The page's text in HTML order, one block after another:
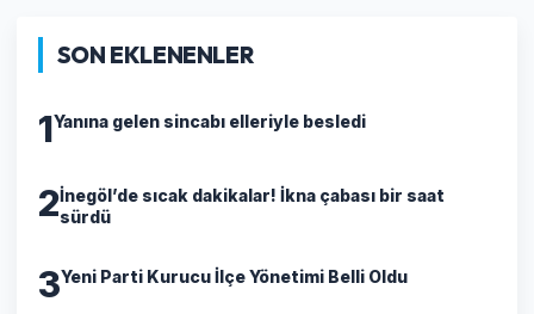
SON EKLENENLER
1Yanına gelen sincabı elleriyle besledi
2İnegöl’de sıcak dakikalar! İkna çabası bir saat
sürdü
3Yeni Parti Kurucu İlçe Yönetimi Belli Oldu